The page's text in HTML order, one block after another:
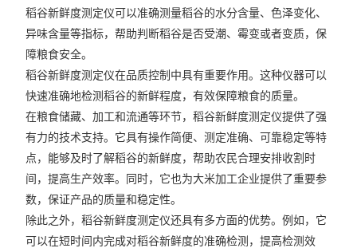
稻谷新鲜度测定仪 可以准确测量稻谷的水分含量、色泽变化、
异味含量等指标，帮助判断稻谷是否受潮、霉变或者变质，保
障粮食安全。
稻谷新鲜度测定仪在品质控制中具有重要作用。这种仪器可以
快速准确地检测稻谷的新鲜程度，有效保障粮食的质量。
在粮食储藏、加工和流通等环节，稻谷新鲜度测定仪提供了强
有力的技术支持。它具有操作简便、测定准确、可靠稳定等特
点，能够及时了解稻谷的新鲜度，帮助农民合理安排收割时
间，提高生产效率。同时，它也为大米加工企业提供了重要参
数，保证产品的质量和稳定性。
除此之外，稻谷新鲜度测定仪还具有多方面的优势。例如，它
可以在短时间内完成对稻谷新鲜度的准确检测，提高检测效